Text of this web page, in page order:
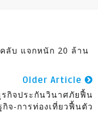
ลับ แจกหนัก 20 ล้าน
Older Article
กิจประกันวินาศภัยฟื้น
จ-การท่องเที่ยวฟื้นตัว